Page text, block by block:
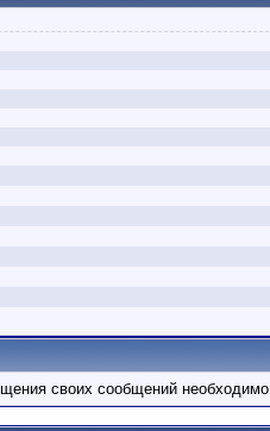
своих сообщений необходимо